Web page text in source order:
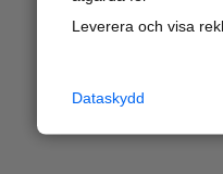
Leverera och visa
Dataskydd